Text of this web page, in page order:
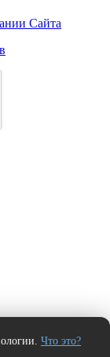
Что это?
Сайта